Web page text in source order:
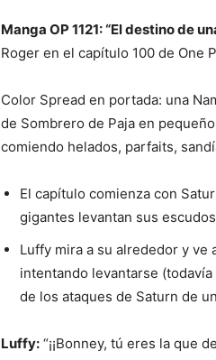
Manga OP 1121: “El destino de
Roger en el capítulo 100 de One
Color Spread en portada: una
de Sombrero de Paja en
comiendo helados, parfaits,
El capítulo comienza con
gigantes levantan sus
Luffy mira a su alrededor y ve
intentando levantarse
de los ataques de Saturn de
Luffy: “¡¡Bonney, tú eres la que